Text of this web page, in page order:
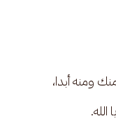
ومنه أبدا،